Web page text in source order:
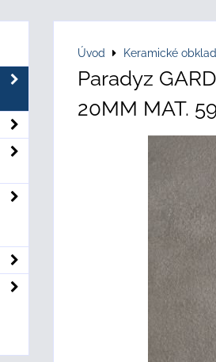
Úvod Keramické
Paradyz
20MM MAT.